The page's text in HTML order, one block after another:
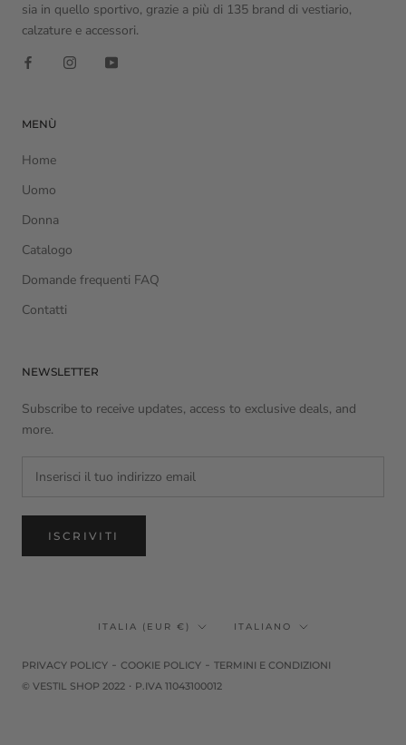
sia in quello sportivo, grazie a più di 135 brand di vestiario,
calzature e accessori.
MENÙ
Home
Uomo
Donna
Catalogo
Domande frequenti FAQ
Contatti
NEWSLETTER
Subscribe to receive updates, access to exclusive deals, and
more.
ISCRIVITI
Paese/Area
ITALIA (EUR €) Lingua
ITALIANO
PRIVACY POLICY - COOKIE POLICY - TERMINI E CONDIZIONI
© VESTIL SHOP 2022 · P.IVA 11043100012